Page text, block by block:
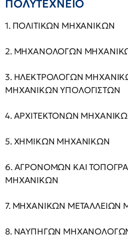
ΠΟΛΥΤΕΧΝΕΙΟ
1. ΠΟΛΙΤΙΚΩΝ ΜΗΧΑΝΙΚΩΝ
2. ΜΗΧΑΝΟΛΟΓΩΝ
3. ΗΛΕΚΤΡΟΛΟΓΩΝ
ΜΗΧΑΝΙΚΩΝ ΥΠΟΛΟΓΙΣΤΩΝ
4. ΑΡΧΙΤΕΚΤΟΝΩΝ
5. ΧΗΜΙΚΩΝ ΜΗΧΑΝΙΚΩΝ
6. ΑΓΡΟΝΟΜΩΝ ΚΑΙ
ΜΗΧΑΝΙΚΩΝ
7. ΜΗΧΑΝΙΚΩΝ ΜΕΤΑΛΛΕΙΩΝ
8. ΝΑΥΠΗΓΩΝ